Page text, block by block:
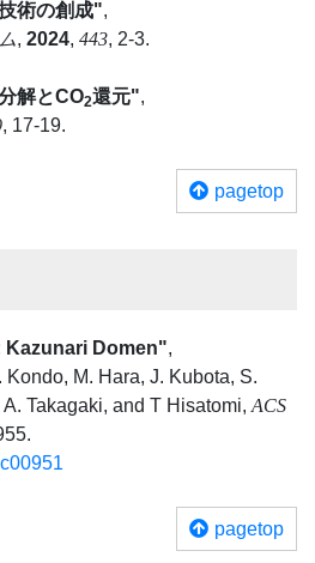
術の創成",
, 2024, 443, 2-3.
解とCO2還元",
, 17-19.
pagetop
Kazunari Domen",
Kondo, M. Hara, J. Kubota, S.
A. Takagaki, and T Hisatomi, ACS
pagetop